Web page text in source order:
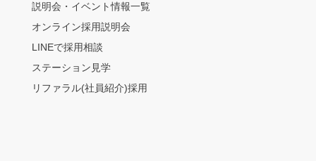
説明会・イベント情報一覧
オンライン採用説明会
LINEで採用相談
ステーション見学
リファラル(社員紹介)採用